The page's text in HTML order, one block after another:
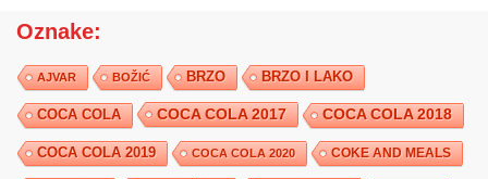
Oznake:
AJVAR BOŽIĆ BRZO BRZO I LAKO
COCA COLA COCA COLA 2017 COCA COLA 2018
COCA COLA 2019 COCA COLA 2020 COKE AND MEALS